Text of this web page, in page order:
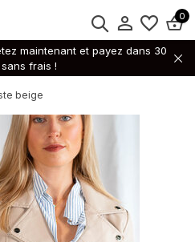
0
maintenant et payez dans 30
frais !
beige